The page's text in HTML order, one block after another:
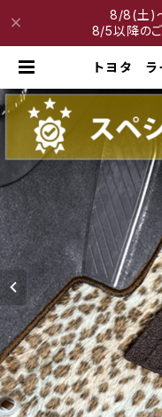
8/8(土)
8/5以降の
トヨタ
スペシャ